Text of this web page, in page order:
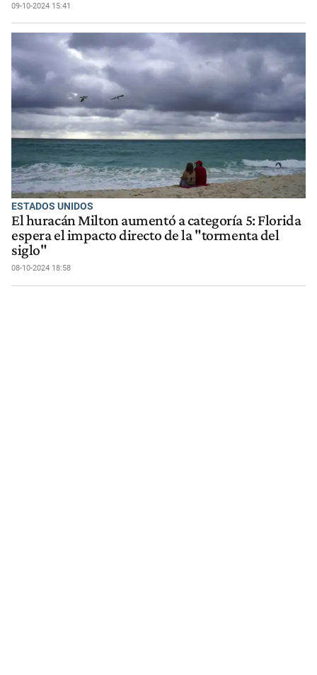
09-10-2024 15:41
ESTADOS UNIDOS
El huracán Milton aumentó a categoría 5: Florida
espera el impacto directo de la "tormenta del
siglo"
08-10-2024 18:58